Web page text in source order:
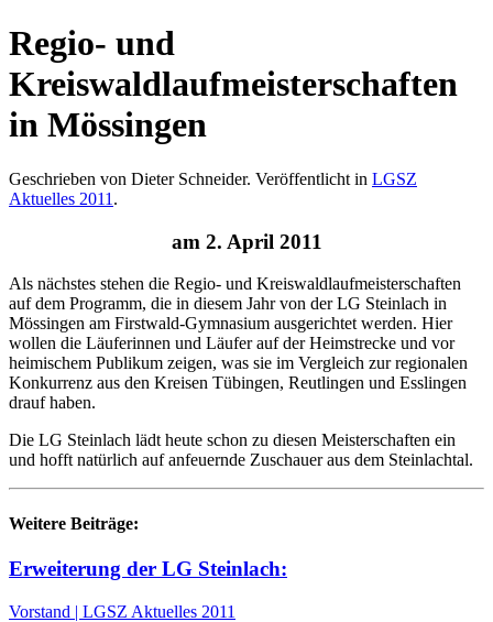
Regio- und
Kreiswaldlaufmeisterschaften
in Mössingen
Geschrieben von Dieter Schneider. Veröffentlicht in LGSZ
Aktuelles 2011 .
am 2. April 2011
Als nächstes stehen die Regio- und Kreiswaldlaufmeisterschaften
auf dem Programm, die in diesem Jahr von der LG Steinlach in
Mössingen am Firstwald-Gymnasium ausgerichtet werden. Hier
wollen die Läuferinnen und Läufer auf der Heimstrecke und vor
heimischem Publikum zeigen, was sie im Vergleich zur regionalen
Konkurrenz aus den Kreisen Tübingen, Reutlingen und Esslingen
drauf haben.
Die LG Steinlach lädt heute schon zu diesen Meisterschaften ein
und hofft natürlich auf anfeuernde Zuschauer aus dem Steinlachtal.
Weitere Beiträge:
Erweiterung der LG Steinlach:
Vorstand | LGSZ Aktuelles 2011